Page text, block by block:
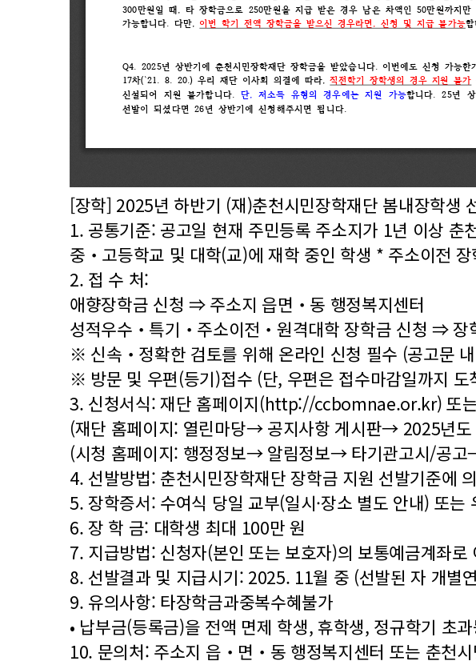
[장학] 2025년 하반기 (재)춘천시민장학재단 봄내장학생
1. 공통기준: 공고일 현재 주민등록 주소지가 1년 이상 춘
중‧고등학교 및 대학(교)에 재학 중인 학생 * 주소이전 장
2. 접 수 처:
애향장학금 신청 ⇒ 주소지 읍면‧동 행정복지센터
성적우수‧특기‧주소이전‧원격대학 장학금 신청 ⇒ 장
※ 신속‧정확한 검토를 위해 온라인 신청 필수 (공고문
※ 방문 및 우편(등기)접수 (단, 우편은 접수마감일까지 도
3. 신청서식: 재단 홈페이지(http://ccbomnae.or.kr) 또
(재단 홈페이지: 열린마당→ 공지사항 게시판→ 2025년도
(시청 홈페이지: 행정정보→ 알림정보→ 타기관고시/공
4. 선발방법: 춘천시민장학재단 장학금 지원 선발기준에
5. 장학증서: 수여식 당일 교부(일시·장소 별도 안내) 또는
6. 장 학 금: 대학생 최대 100만 원
7. 지급방법: 신청자(본인 또는 보호자)의 보통예금계좌로
8. 선발결과 및 지급시기: 2025. 11월 중 (선발된 자 개별
9. 유의사항: 타장학금과중복수혜불가
• 납부금(등록금)을 전액 면제 학생, 휴학생, 정규학기 초
10. 문의처: 주소지 읍‧면‧동 행정복지센터 또는 춘천